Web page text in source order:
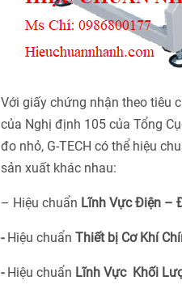
Với giấy chứng nhận theo tiêu
của Nghị định 105 của Tổng
đo nhỏ, G-TECH có thể hiệu
sản xuất khác nhau:
– Hiệu chuẩn Lĩnh Vực Điện –
- Hiệu chuẩn Thiết bị Cơ Khí
- Hiệu chuẩn Lĩnh Vực Khối